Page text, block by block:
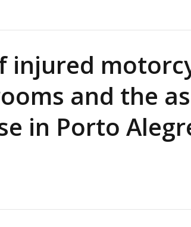
injured
and the
in Porto